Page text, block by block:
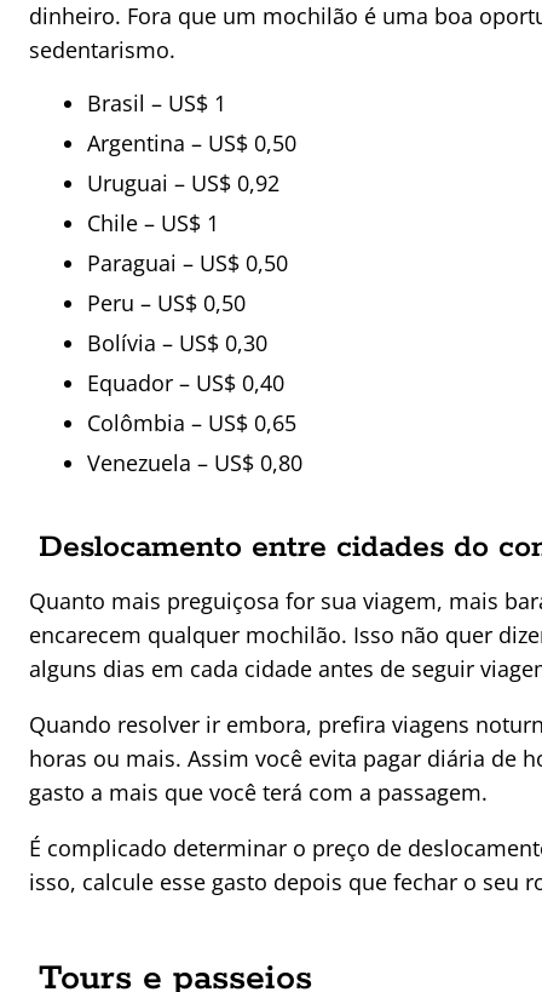
dinheiro. Fora que um mochilão é uma boa
sedentarismo.
Brasil – US$ 1
Argentina – US$ 0,50
Uruguai – US$ 0,92
Chile – US$ 1
Paraguai – US$ 0,50
Peru – US$ 0,50
Bolívia – US$ 0,30
Equador – US$ 0,40
Colômbia – US$ 0,65
Venezuela – US$ 0,80
Deslocamento entre cidades do
Quanto mais preguiçosa for sua viagem, mais
encarecem qualquer mochilão. Isso não quer
alguns dias em cada cidade antes de seguir
Quando resolver ir embora, prefira viagens
horas ou mais. Assim você evita pagar diária de
gasto a mais que você terá com a passagem.
É complicado determinar o preço de
isso, calcule esse gasto depois que fechar o seu
Tours e passeios